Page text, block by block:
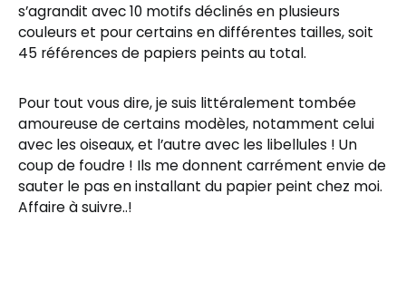
s’agrandit avec 10 motifs déclinés en plusieurs
couleurs et pour certains en différentes tailles, soit
45 références de papiers peints au total.
Pour tout vous dire, je suis littéralement tombée
amoureuse de certains modèles, notamment celui
avec les oiseaux, et l’autre avec les libellules ! Un
coup de foudre ! Ils me donnent carrément envie de
sauter le pas en installant du papier peint chez moi.
Affaire à suivre..!